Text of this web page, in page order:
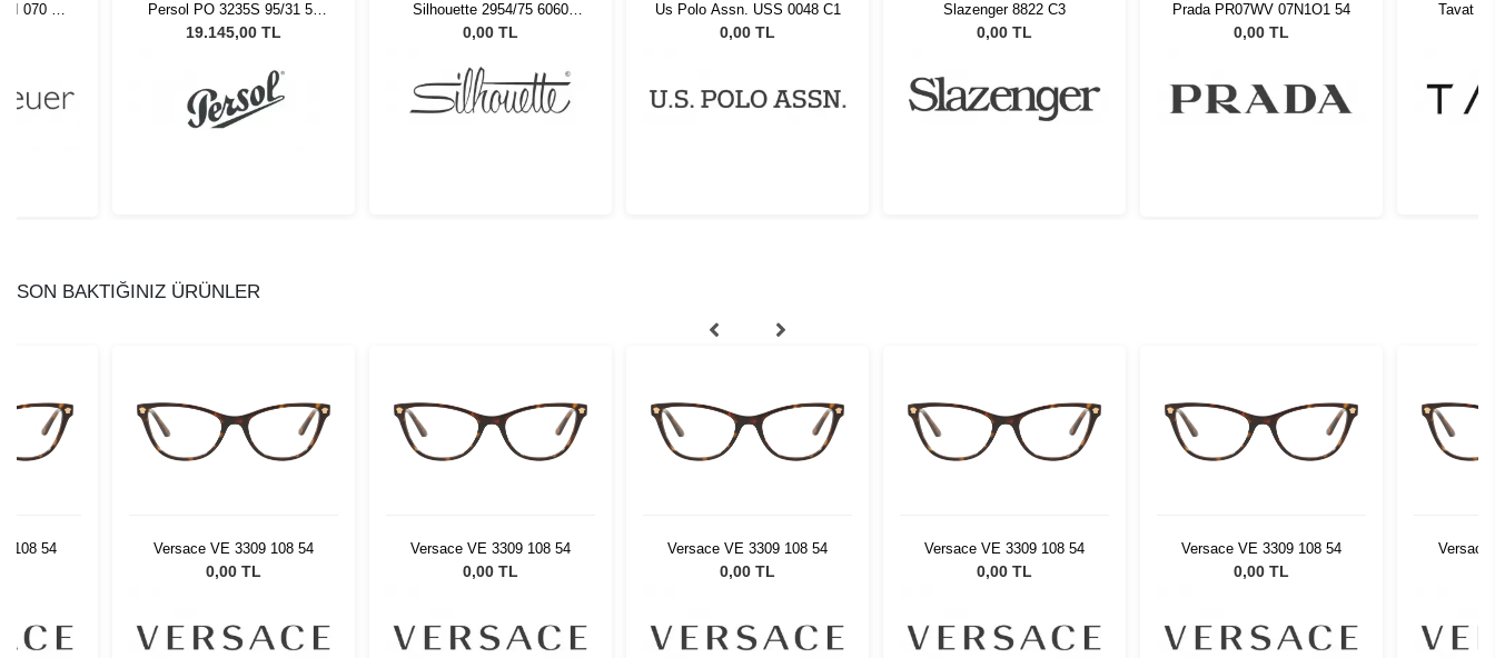
070 51
Persol PO 3235S 95/31 55
Unisex Güneş Gözlüğü
19.145,00 TL
Silhouette 2954/75 6060
52/19
0,00 TL
Us Polo Assn. USS 0048 C1
0,00 TL
Slazenger 8822 C3
0,00 TL
Prada PR07WV 07N1O1 54
0,00 TL
Tavat
SON BAKTIĞINIZ ÜRÜNLER
108 54 Versace VE 3309 108 54
0,00 TL
Versace VE 3309 108 54
0,00 TL
Versace VE 3309 108 54
0,00 TL
Versace VE 3309 108 54
0,00 TL
Versace VE 3309 108 54
0,00 TL
Versace